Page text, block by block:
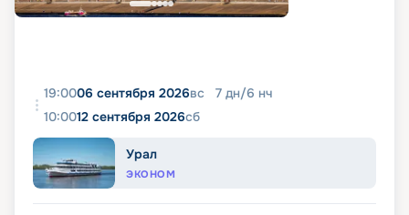
19:0006 сентября 2026вс 7 дн/6 нч
10:0012 сентября 2026сб
Урал
ЭКОНОМ